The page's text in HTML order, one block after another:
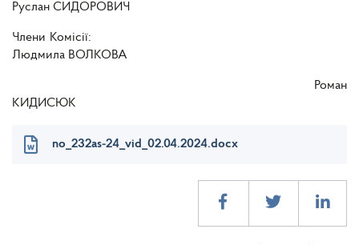
Руслан СИДОРОВИЧ
Члени Комісії:
Людмила ВОЛКОВА
Роман
КИДИСЮК
no_232as-24_vid_02.04.2024.docx